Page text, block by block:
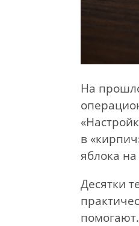
На
в
яблока
Десятки